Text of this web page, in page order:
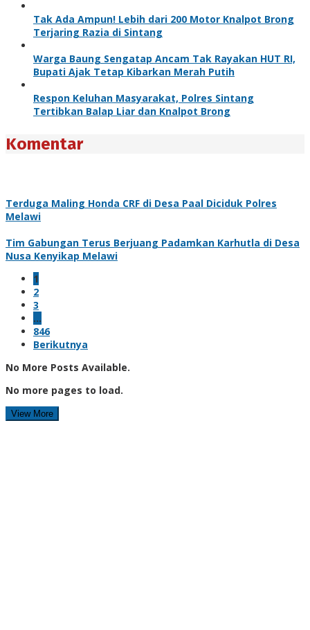
Tak Ada Ampun! Lebih dari 200 Motor Knalpot Brong
Terjaring Razia di Sintang
Warga Baung Sengatap Ancam Tak Rayakan HUT RI,
Bupati Ajak Tetap Kibarkan Merah Putih
Respon Keluhan Masyarakat, Polres Sintang
Tertibkan Balap Liar dan Knalpot Brong
Komentar
Terduga Maling Honda CRF di Desa Paal Diciduk Polres
Melawi
Tim Gabungan Terus Berjuang Padamkan Karhutla di Desa
Nusa Kenyikap Melawi
1
2
3
…
846
Berikutnya
No More Posts Available.
No more pages to load.
View More